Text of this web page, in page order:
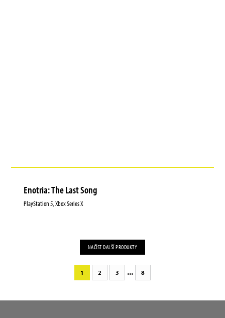
Enotria: The Last Song
PlayStation 5, Xbox Series X
NAČÍST DALŠÍ PRODUKTY
1 2 3 ... 8